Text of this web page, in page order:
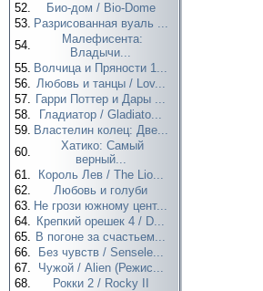
52.
Био-дом / Bio-Dome
53. Разрисованная вуаль ...
54.
Малефисента:
Владычи...
55. Волчица и Пряности 1...
56. Любовь и танцы / Lov...
57. Гарри Поттер и Дары ...
58.
Гладиатор / Gladiato...
59. Властелин колец: Две...
60.
Хатико: Самый
верный...
61.
Король Лев / The Lio...
62.
Любовь и голуби
63. Не грози южному цент...
64. Крепкий орешек 4 / D...
65. В погоне за счастьем...
66.
Без чувств / Sensele...
67.
Чужой / Alien (Режис...
68.
Рокки 2 / Rocky II